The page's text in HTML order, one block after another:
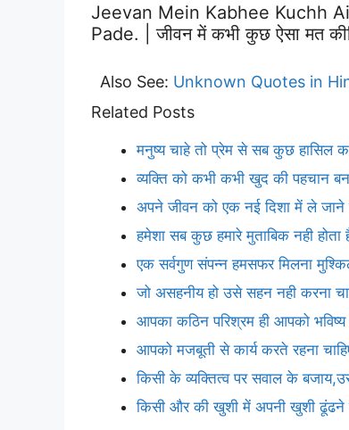
Jeevan Mein Kabhee Kuchh
Pade. | जीवन में कभी कुछ ऐसा मत
Also See: Unknown Quotes in
Related Posts
मनुष्य चाहे तो प्रेम से सब कुछ हासिल
व्यक्ति को कभी कभी खुद की पहचान
अपने जीवन को एक नई दिशा में ले
हमेशा सब कुछ हमारे मुताबिक नही होता
एक सर्वगुण संपन्न हमसफर मिलना
जो असहनीय हो उसे सहन नही करना
आपका कठिन परिश्रम ही आपको
आपको मजबूती से कार्य करते रहना
किसी के व्यक्तित्व पर सवाल के
किसी और की खुशी में अपनी खुशी ढूंढने